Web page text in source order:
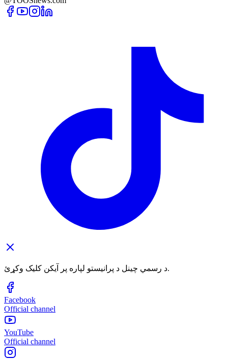
د رسمي چینل د پرانیستو لپاره پر آیکن کلیک وکړئ.
Facebook
Official channel
YouTube
Official channel